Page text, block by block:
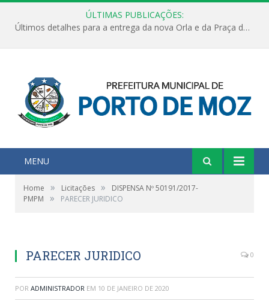
ÚLTIMAS PUBLICAÇÕES:
Últimos detalhes para a entrega da nova Orla e da Praça do Praião
MENU
Home » Licitações »
DISPENSA Nº 50191/2017-
PMPM
» PARECER JURIDICO
PARECER JURIDICO 0
POR ADMINISTRADOR EM 10 DE JANEIRO DE 2020